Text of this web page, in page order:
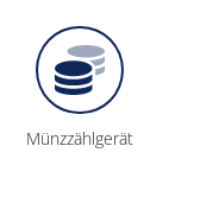
Münz­zähl­gerät